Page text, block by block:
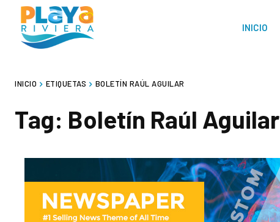
INICIO
INICIO ETIQUETAS BOLETÍN RAÚL AGUILAR
Tag: Boletín Raúl Aguilar